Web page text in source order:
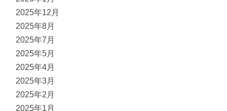
2025年12月
2025年8月
2025年7月
2025年5月
2025年4月
2025年3月
2025年2月
2025年1月